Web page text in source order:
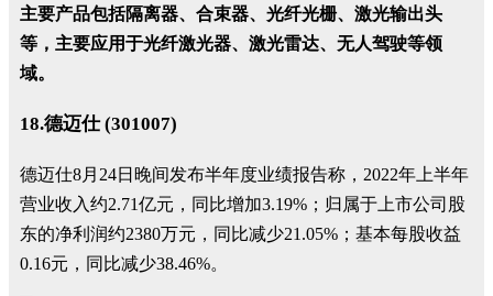
主要产品包括隔离器、合束器、光纤光栅、激光输出头
等，主要应用于光纤激光器、激光雷达、无人驾驶等领
域。
18.德迈仕 (301007)
德迈仕8月24日晚间发布半年度业绩报告称，2022年上半年
营业收入约2.71亿元，同比增加3.19%；归属于上市公司股
东的净利润约2380万元，同比减少21.05%；基本每股收益
0.16元，同比减少38.46%。